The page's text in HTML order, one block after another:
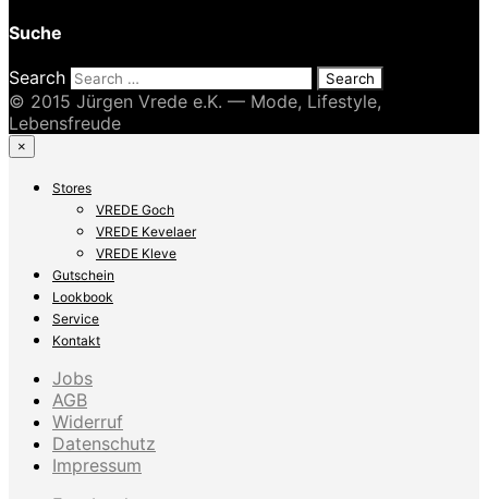
Suche
Search
© 2015 Jürgen Vrede e.K. — Mode, Lifestyle,
Lebensfreude
×
Stores
VREDE Goch
VREDE Kevelaer
VREDE Kleve
Gutschein
Lookbook
Service
Kontakt
Jobs
AGB
Widerruf
Datenschutz
Impressum